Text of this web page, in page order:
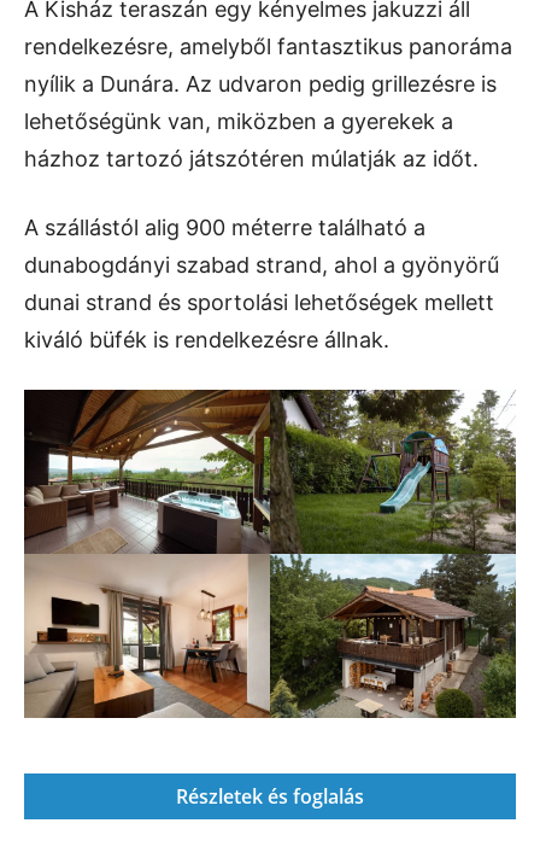
A Kisház teraszán egy kényelmes jakuzzi áll
rendelkezésre, amelyből fantasztikus panoráma
nyílik a Dunára. Az udvaron pedig grillezésre is
lehetőségünk van, miközben a gyerekek a
házhoz tartozó játszótéren múlatják az időt.
A szállástól alig 900 méterre található a
dunabogdányi szabad strand, ahol a gyönyörű
dunai strand és sportolási lehetőségek mellett
kiváló büfék is rendelkezésre állnak.
Részletek és foglalás